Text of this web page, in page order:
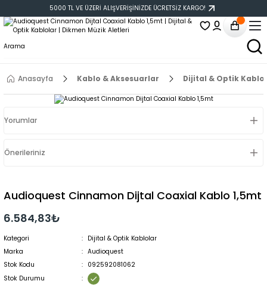
5000 TL VE ÜZERİ ALIŞVERİŞİNİZDE ÜCRETSİZ KARGO!
Anasayfa Kablo & Aksesuarlar Dijital & Optik
Yorumlar
Önerileriniz
Audioquest Cinnamon Dijtal Coaxial Kablo 1,5mt
6.584,83₺
Kategori
Dijital & Optik Kablolar
Marka
Audioquest
Stok Kodu
092592081062
Stok Durumu